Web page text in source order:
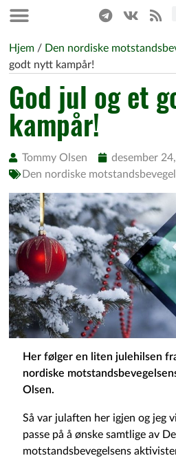
Hjem / Den nordiske
godt nytt kampår!
God jul og et
kampår!
Tommy Olsen
desember
Den nordiske
Her følger en liten julehilsen
nordiske
Olsen.
Så var julaften her igjen og jeg
passe på å ønske samtlige av
motstandsbevegelsens